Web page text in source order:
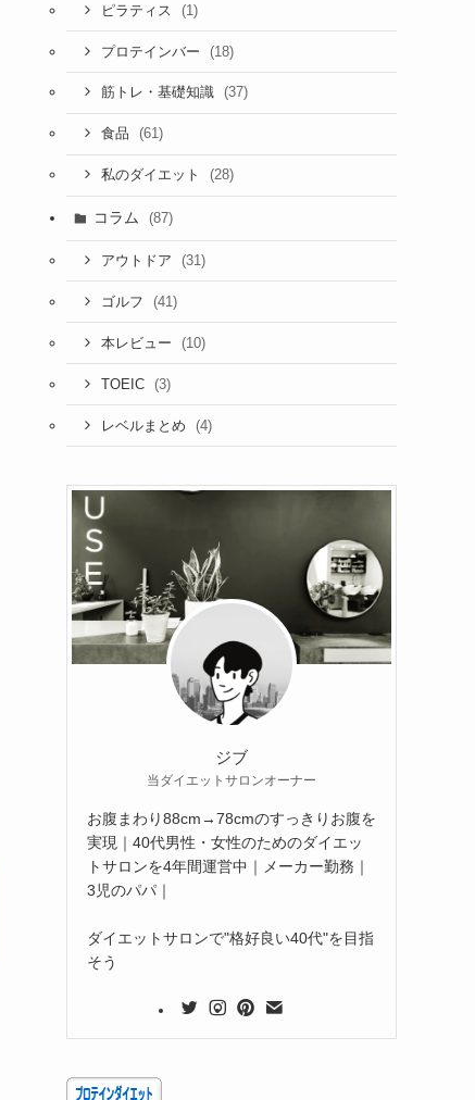
ピラティス (1)
プロテインバー (18)
筋トレ・基礎知識 (37)
食品 (61)
私のダイエット (28)
コラム (87)
アウトドア (31)
ゴルフ (41)
本レビュー (10)
TOEIC (3)
レベルまとめ (4)
ジブ
当ダイエットサロンオーナー
お腹まわり88cm→78cmのすっきりお腹を
実現｜40代男性・女性のためのダイエッ
トサロンを4年間運営中｜メーカー勤務｜
3児のパパ｜
ダイエットサロンで"格好良い40代"を目指
そう